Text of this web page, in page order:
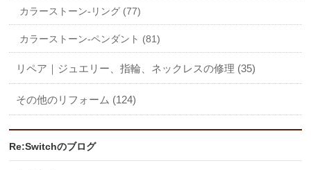
カラーストーン-リング (77)
カラーストーン-ペンダント (81)
リペア｜ジュエリー、指輪、ネックレスの修理 (35)
その他のリフォーム (124)
Re:Switchのブログ